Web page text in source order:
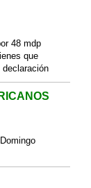
48 mdp
que